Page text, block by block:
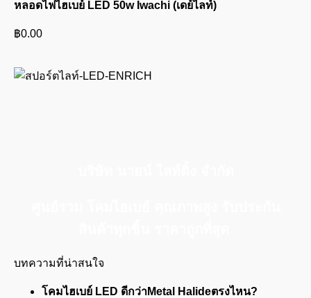
หลอดไฟไฮเบย์ LED 50w Iwachi (เดย์ไลท์)
฿0.00
บทความที่น่าสนใจ
โคมไฮเบย์ LED ดีกว่าMetal Halideตรงไหน?